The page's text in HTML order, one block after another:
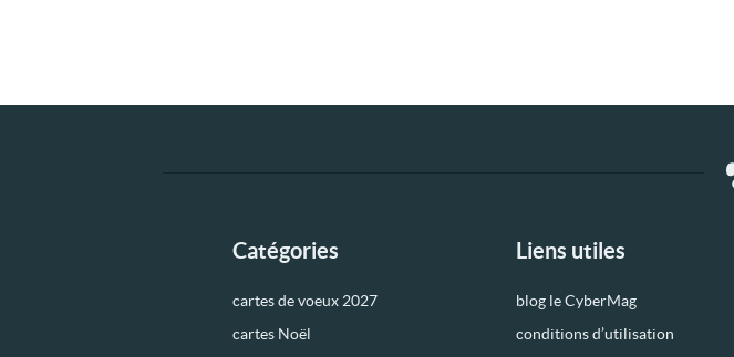
Catégories
cartes de voeux 2027
cartes Noël
Liens utiles
blog le CyberMag
conditions d’utilisation